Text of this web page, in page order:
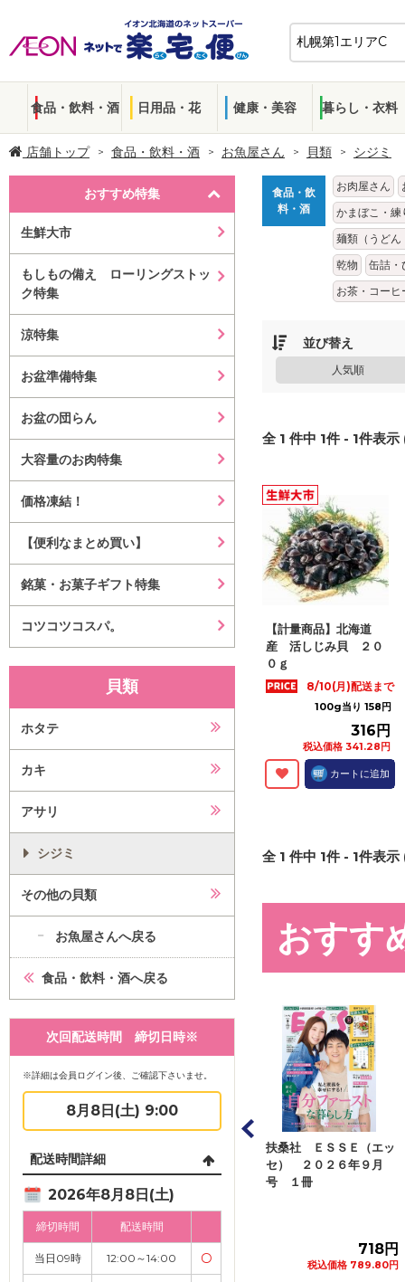
食品・飲料・酒 日用品・花 健康・美容 暮らし・衣料
店舗トップ 食品・飲料・酒 お魚屋さん 貝類 シジミ
おすすめ特集
生鮮大市
もしもの備え ローリングストッ
ク特集
涼特集
お盆準備特集
お盆の団らん
大容量のお肉特集
価格凍結！
【便利なまとめ買い】
銘菓・お菓子ギフト特集
コツコツコスパ。
貝類
ホタテ
カキ
アサリ
シジミ
その他の貝類
お魚屋さんへ戻る
食品・飲料・酒へ戻る
次回配送時間 締切日時※
※詳細は会員ログイン後、ご確認下さいませ。
8月8日(土) 9:00
配送時間詳細
2026年8月8日(土)
締切時間 配送時間
当日09時 12:00～14:00 〇
食品・飲
料・酒
お肉屋さん
かまぼこ・練
麺類（うどん
乾物
缶詰・
お茶・コー
並び替え
人気順
全 1 件中 1件 - 1件表示
【計量商品】北海道
産 活しじみ貝 ２０
０ｇ
8/10(月)配送まで
100g当り 158円
316円
税込価格 341.28円
カートに追加
全 1 件中 1件 - 1件表示
おすす
ジ ２０２６年８
582円
税込価格 640.20円
セ） ２０２６年９月
税込価格 789.80円
アシェット・コレクショ
ンズ・ジャパン くまの
プーさん楽しい...
272
税込価格 299.20